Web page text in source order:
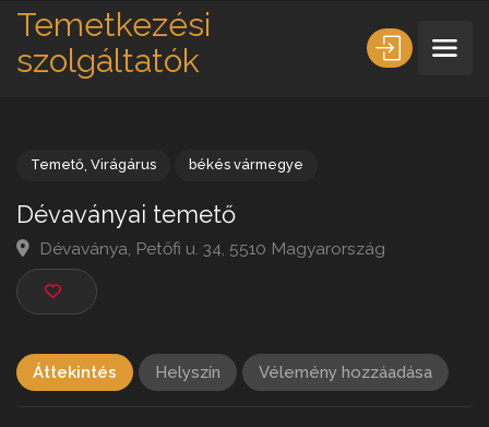
Temetkezési
szolgáltatók
Dévaványai temető
Dévaványa, Petőfi u. 34, 5510 Magyarország
Áttekintés Helyszín Vélemény hozzáadása